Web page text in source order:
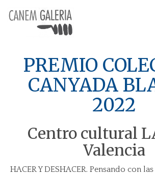
PREMIO
CANYADA
2022
Centro cultural
Valencia
HACER Y DESHACER. Pensando con